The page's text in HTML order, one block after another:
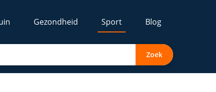
Gezondheid Sport Blog
Zoek
Kabelset voor krachttraining – Homegym pulley –